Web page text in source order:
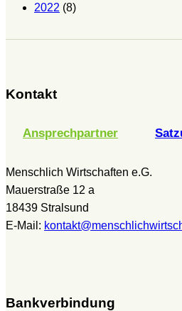
2022 (8)
Kontakt
Ansprechpartner
Menschlich Wirtschaften e.G.
Mauerstraße 12 a
18439 Stralsund
E-Mail:
Bankverbindung